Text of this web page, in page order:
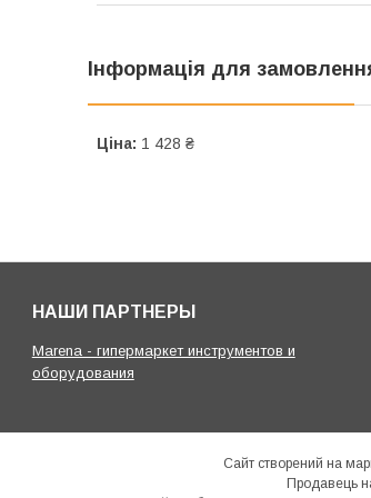
Інформація для
Ціна: 1 428 ₴
НАШИ ПАРТНЕРЫ
Marena - гипермаркет инструментов и
оборудования
Сайт створений на
Продавець